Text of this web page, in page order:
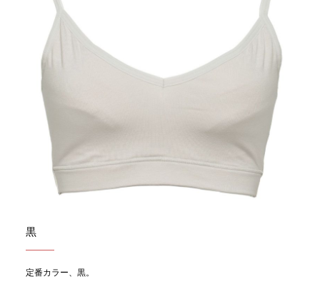
黒
定番カラー、黒。